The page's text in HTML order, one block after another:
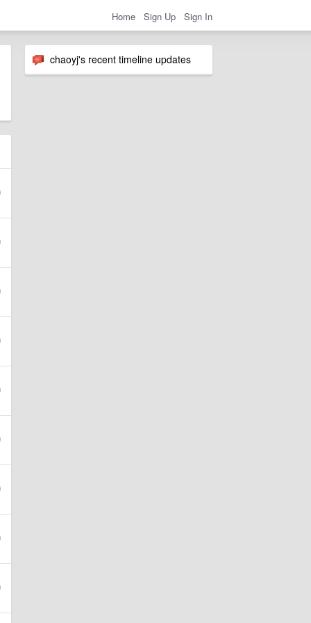
Home Sign Up Sign In
chaoyj's recent timeline updates